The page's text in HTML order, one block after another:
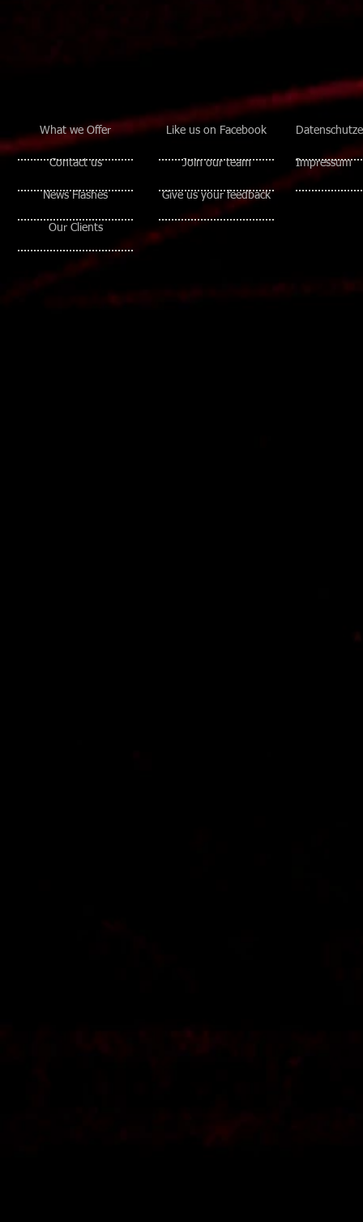
What we Offer
Contact us
News Flashes
Our Clients
Like us on Facebook
Join our team
Give us your feedback
Impressum